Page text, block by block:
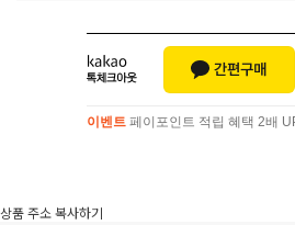
이벤트 페이포인트 적립 혜택 2배
상품 주소 복사하기